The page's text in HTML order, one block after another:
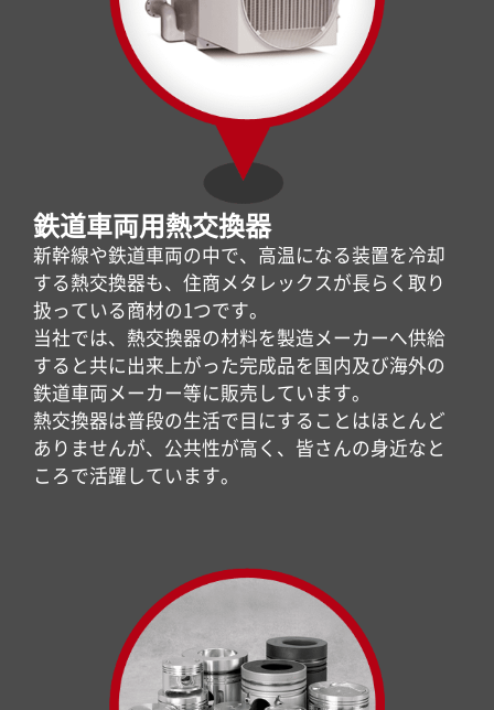
鉄道車両用熱交換器
新幹線や鉄道車両の中で、高温になる装置を冷却
する熱交換器も、住商メタレックスが長らく取り
扱っている商材の1つです。
当社では、熱交換器の材料を製造メーカーへ供給
すると共に出来上がった完成品を国内及び海外の
鉄道車両メーカー等に販売しています。
熱交換器は普段の生活で目にすることはほとんど
ありませんが、公共性が高く、皆さんの身近なと
ころで活躍しています。